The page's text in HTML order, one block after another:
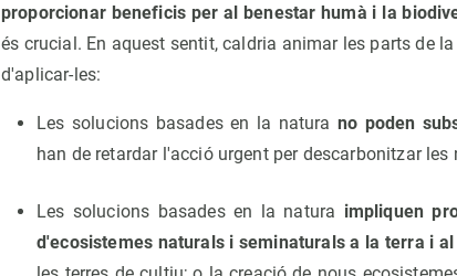
proporcionar beneficis per al benestar humà i la
és crucial. En aquest sentit, caldria animar les parts de
d'aplicar-les:
Les solucions basades en la naturano poden
han de retardar l'acció urgent per descarbonitzar les
Les solucions basades en la natura impliquen
d'ecosistemes naturals i seminaturals a la terra i